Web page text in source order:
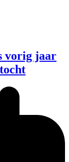
vorig jaar